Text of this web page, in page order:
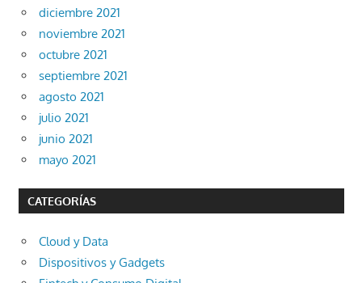
diciembre 2021
noviembre 2021
octubre 2021
septiembre 2021
agosto 2021
julio 2021
junio 2021
mayo 2021
CATEGORÍAS
Cloud y Data
Dispositivos y Gadgets